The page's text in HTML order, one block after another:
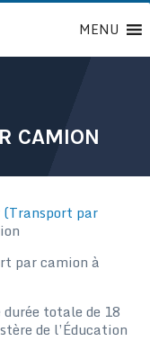
MENU
CAMION
(Transport par
par camion à
totale de 18
de l’Éducation